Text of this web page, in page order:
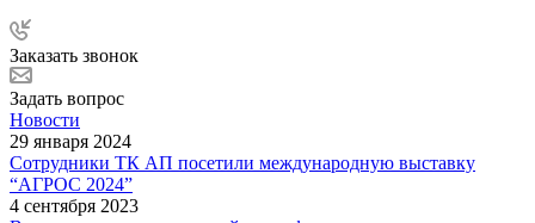
Заказать звонок
Задать вопрос
Новости
29 января 2024
Сотрудники ТК АП посетили международную выставку
“АГРОС 2024”
4 сентября 2023